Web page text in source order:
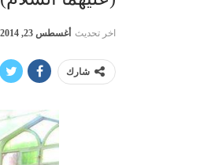
اخر تحديث أغسطس 23, 2014
شارك